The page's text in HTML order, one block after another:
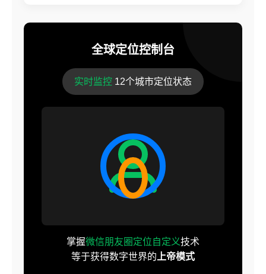
全球定位控制台
实时监控 12个城市定位状态
掌握微信朋友圈定位自定义技术
等于获得数字世界的 上帝模式